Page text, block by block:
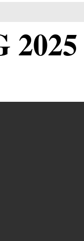
2025